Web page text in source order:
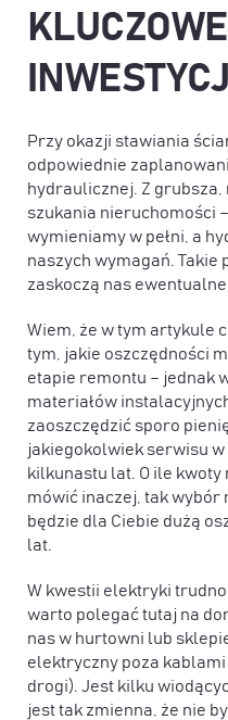
KLUCZOWE
Przy okazji stawiania
odpowiednie
hydraulicznej. Z
szukania nieruchomości
wymieniamy w pełni, a
naszych wymagań. Takie
zaskoczą nas
Wiem, że w tym artykule
tym, jakie oszczędności
etapie remontu – jednak
materiałów
zaoszczędzić sporo
jakiegokolwiek serwisu
kilkunastu lat. O ile kwoty
mówić inaczej, tak wybór
będzie dla Ciebie dużą
lat.
W kwestii elektryki
warto polegać tutaj na
nas w hurtowni lub
elektryczny poza
drogi). Jest kilku
jest tak zmienna, że nie